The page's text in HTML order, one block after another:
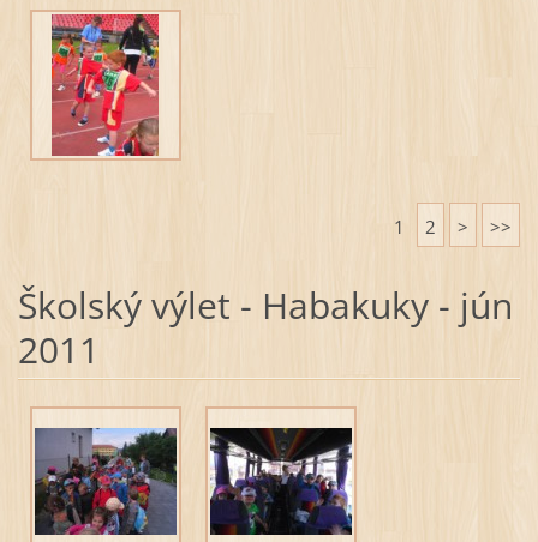
1 2 > >>
Školský výlet - Habakuky - jún
2011